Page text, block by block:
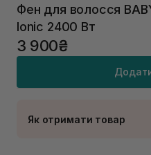
Фен для волосся
Ionic 2400 Вт
3 900₴
Як отримати товар